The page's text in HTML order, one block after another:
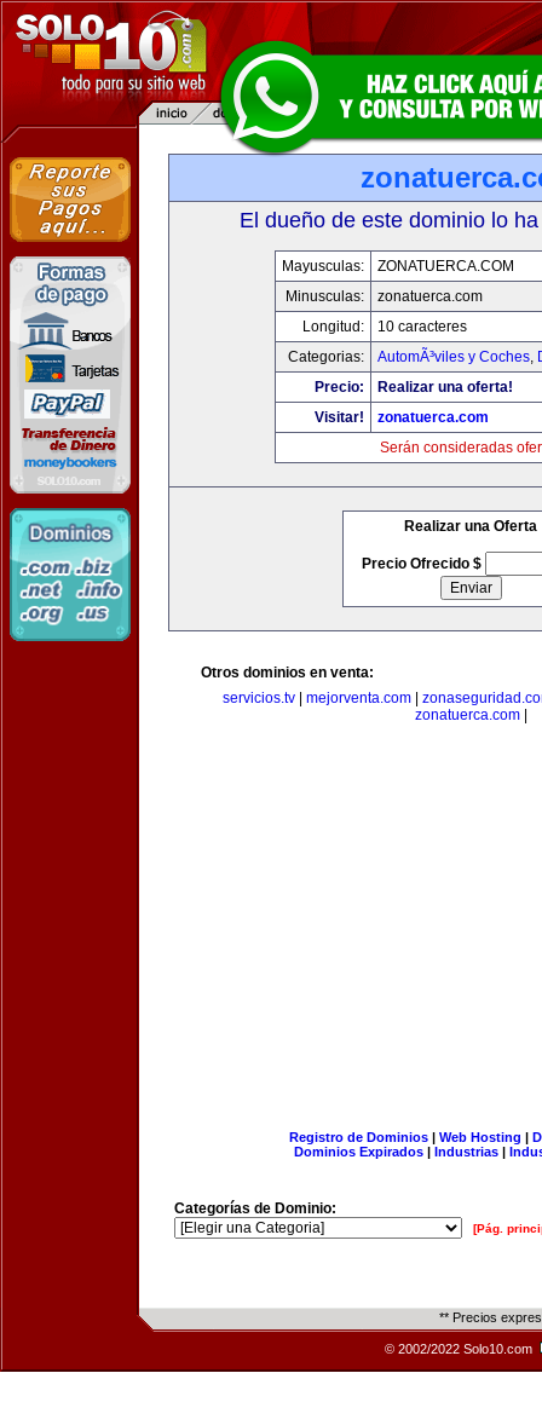
El dueño de este dominio lo
Mayusculas:
ZONATUERCA.COM
Minusculas:
zonatuerca.com
Longitud:
10 caracteres
Categorias:
AutomÃ³viles y Coches,
Precio:
Realizar una oferta!
Visitar!
zonatuerca.com
Serán consideradas
Realizar una Oferta
Precio Ofrecido $
Otros dominios en venta:
servicios.tv| mejorventa.com|
zonatuerca.com|
Registro de Dominios| Web Hosting |
Dominios Expirados | Industrias |
Categorías de Dominio:
[Pág.
** Precios
© 2002/2022 Solo10.com